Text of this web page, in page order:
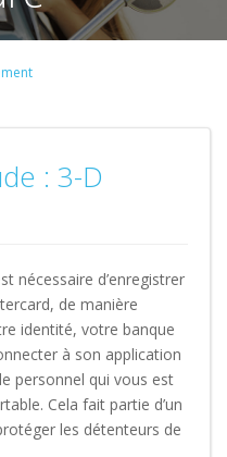
: 3-D
nécessaire d’enregistrer
de manière
identité, votre banque
à son application
personnel qui vous est
Cela fait partie d’un
les détenteurs de